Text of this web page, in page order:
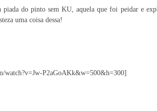
piada do pinto sem KU, aquela que foi peidar e
uma coisa dessa!
watch?v=Jw-P2aGoAKk&w=500&h=300]